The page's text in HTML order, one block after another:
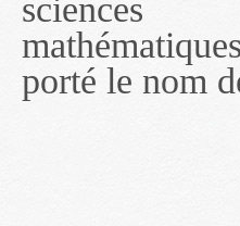
sciences
porté le nom
réseau — rapports
annuels,
presse,
2011, toutefois, le
réseau portera